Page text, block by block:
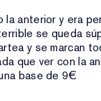
la anterior y era
se queda
y se marcan
que ver con la
base de 9€